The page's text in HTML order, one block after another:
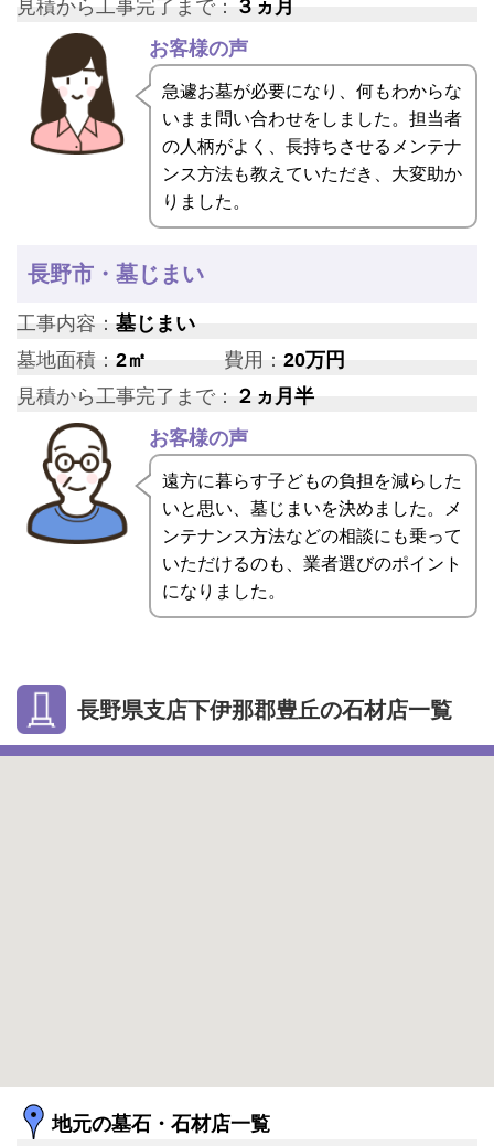
見積から工事完了まで： ３ヵ月
お客様の声
急遽お墓が必要になり、何もわからな
いまま問い合わせをしました。担当者
の人柄がよく、長持ちさせるメンテナ
ンス方法も教えていただき、大変助か
りました。
長野市・墓じまい
工事内容： 墓じまい
墓地面積： 2㎡ 費用：20万円
見積から工事完了まで： ２ヵ月半
お客様の声
遠方に暮らす子どもの負担を減らした
いと思い、墓じまいを決めました。メ
ンテナンス方法などの相談にも乗って
いただけるのも、業者選びのポイント
になりました。
長野県支店下伊那郡豊丘の石材店一覧
地元の墓石・石材店一覧